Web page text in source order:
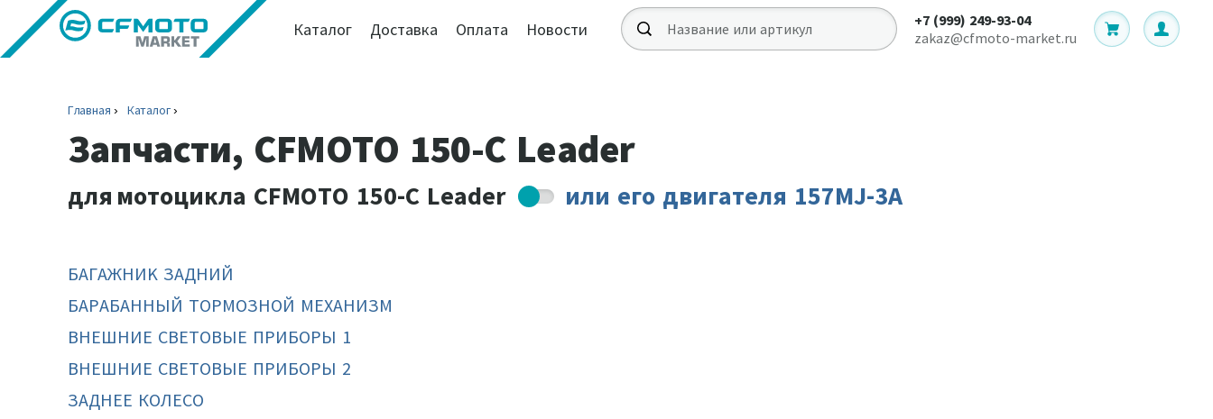
Каталог Доставка Оплата Новости
+7 (999) 249-93-04
zakaz@cfmoto-market.ru
Главная Каталог
Запчасти, CFMOTO 150-C Leader
для мотоцикла CFMOTO 150-C Leader или его двигателя 157MJ-3A
БАГАЖНИK ЗАДНИЙ
БАРАБАННЫЙ ТОРМОЗНОЙ МЕХАНИЗМ
ВНЕШНИЕ СВЕТОВЫЕ ПРИБОРЫ 1
ВНЕШНИЕ СВЕТОВЫЕ ПРИБОРЫ 2
ЗАДНЕЕ КОЛЕСО